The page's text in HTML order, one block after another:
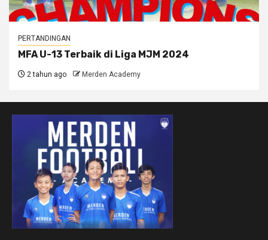
PERTANDINGAN
MFA U-13 Terbaik di Liga MJM 2024
2 tahun ago Merden Academy